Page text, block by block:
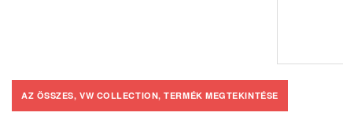
AZ ÖSSZES, VW COLLECTION, TERMÉK MEGTEKINTÉSE